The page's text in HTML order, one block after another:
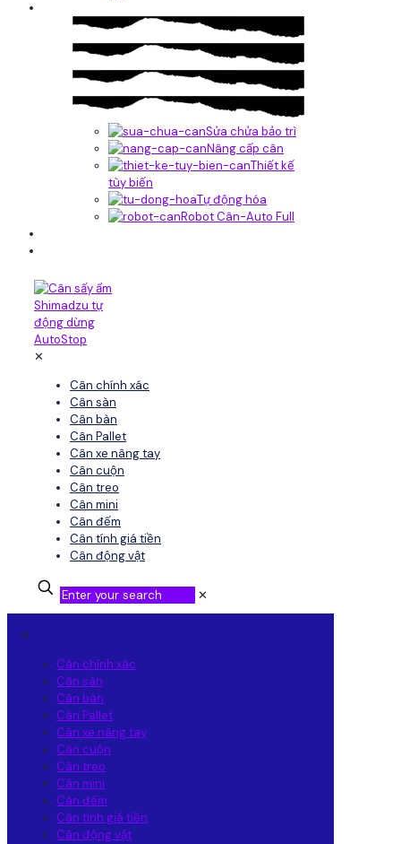
Sửa chửa bảo trì
Nâng cấp cân
Thiết kế
tùy biến
Tự động hóa
Robot Cân-Auto Full
✕
Cân chính xác
Cân sàn
Cân bàn
Cân Pallet
Cân xe nâng tay
Cân cuộn
Cân treo
Cân mini
Cân đếm
Cân tính giá tiền
Cân động vật
✕
✕
Cân chính xác
Cân sàn
Cân bàn
Cân Pallet
Cân xe nâng tay
Cân cuộn
Cân treo
Cân mini
Cân đếm
Cân tính giá tiền
Cân động vật